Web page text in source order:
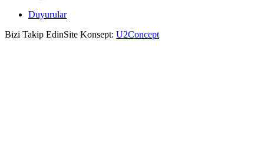
Duyurular
Bizi Takip EdinSite Konsept: U2Concept